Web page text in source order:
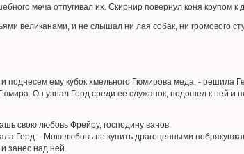
меча отпугивал их. Скирнир повернул коня крупом к
великанами, и не слышал ни лая собак, ни громового
ему кубок хмельного Гюмирова меда, - решила
Он узнал Герд среди ее служанок, подошел к ней и
свою любовь Фрейру, господину ванов.
Герд. - Мою любовь не купить драгоценными
занес над ней.